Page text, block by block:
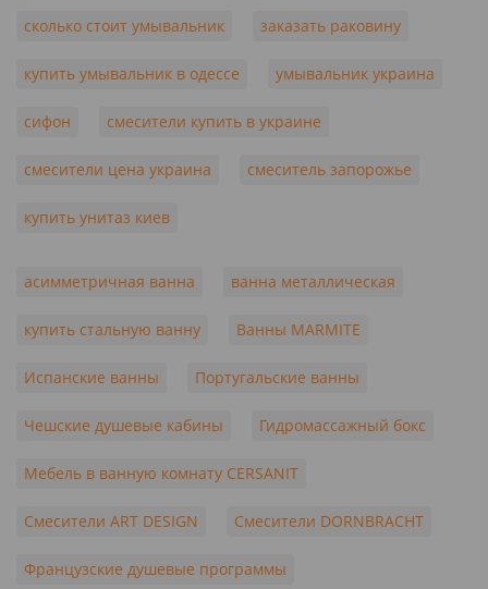
сколько стоит умывальник заказать раковину
купить умывальник в одессе умывальник украина
сифон смесители купить в украине
смесители цена украина смеситель запорожье
купить унитаз киев
асимметричная ванна ванна металлическая
купить стальную ванну Ванны MARMITE
Испанские ванны Португальские ванны
Чешские душевые кабины Гидромассажный бокс
Мебель в ванную комнату CERSANIT
Смесители ART DESIGN Смесители DORNBRACHT
Французские душевые программы